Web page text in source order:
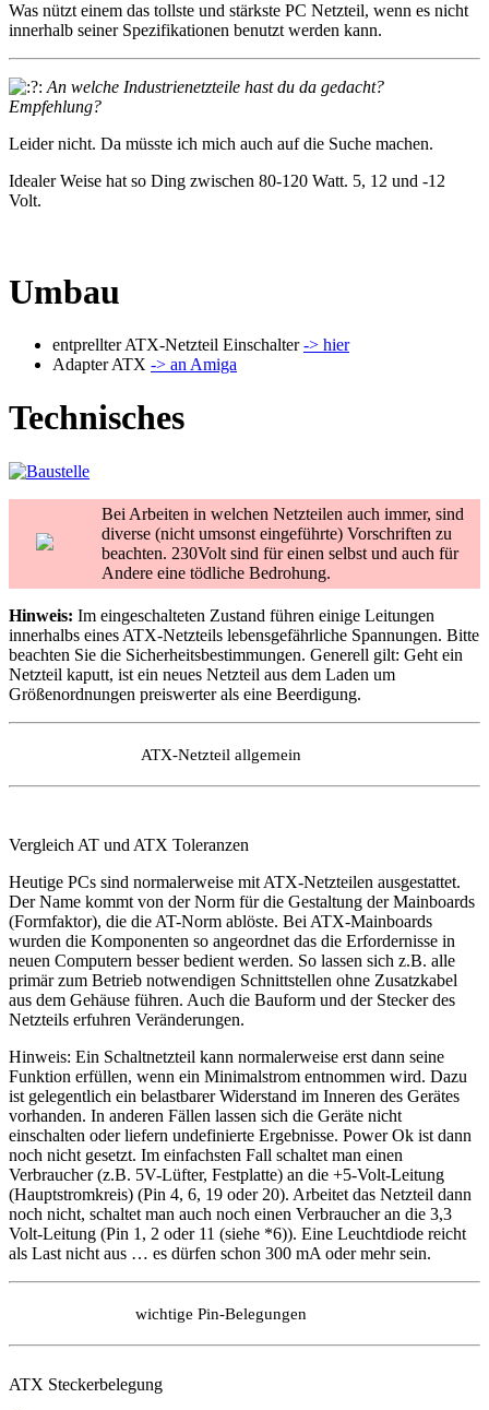
Was nützt einem das tollste und stärkste PC Netzteil, wenn es nicht
innerhalb seiner Spezifikationen benutzt werden kann.
An welche Industrienetzteile hast du da gedacht?
Empfehlung?
Leider nicht. Da müsste ich mich auch auf die Suche machen.
Idealer Weise hat so Ding zwischen 80-120 Watt. 5, 12 und -12
Volt.
Umbau
entprellter ATX-Netzteil Einschalter-> hier
Adapter ATX -> an Amiga
Technisches
Bei Arbeiten in welchen Netzteilen auch immer, sind
diverse (nicht umsonst eingeführte) Vorschriften zu
beachten. 230Volt sind für einen selbst und auch für
Andere eine tödliche Bedrohung.
Hinweis: Im eingeschalteten Zustand führen einige Leitungen
innerhalbs eines ATX-Netzteils lebensgefährliche Spannungen. Bitte
beachten Sie die Sicherheitsbestimmungen. Generell gilt: Geht ein
Netzteil kaputt, ist ein neues Netzteil aus dem Laden um
Größenordnungen preiswerter als eine Beerdigung.
ATX-Netzteil allgemein
Vergleich AT und ATX Toleranzen
Heutige PCs sind normalerweise mit ATX-Netzteilen ausgestattet.
Der Name kommt von der Norm für die Gestaltung der Mainboards
(Formfaktor), die die AT-Norm ablöste. Bei ATX-Mainboards
wurden die Komponenten so angeordnet das die Erfordernisse in
neuen Computern besser bedient werden. So lassen sich z.B. alle
primär zum Betrieb notwendigen Schnittstellen ohne Zusatzkabel
aus dem Gehäuse führen. Auch die Bauform und der Stecker des
Netzteils erfuhren Veränderungen.
Hinweis: Ein Schaltnetzteil kann normalerweise erst dann seine
Funktion erfüllen, wenn ein Minimalstrom entnommen wird. Dazu
ist gelegentlich ein belastbarer Widerstand im Inneren des Gerätes
vorhanden. In anderen Fällen lassen sich die Geräte nicht
einschalten oder liefern undefinierte Ergebnisse. Power Ok ist dann
noch nicht gesetzt. Im einfachsten Fall schaltet man einen
Verbraucher (z.B. 5V-Lüfter, Festplatte) an die +5-Volt-Leitung
(Hauptstromkreis) (Pin 4, 6, 19 oder 20). Arbeitet das Netzteil dann
noch nicht, schaltet man auch noch einen Verbraucher an die 3,3
Volt-Leitung (Pin 1, 2 oder 11 (siehe *6)). Eine Leuchtdiode reicht
als Last nicht aus … es dürfen schon 300 mA oder mehr sein.
wichtige Pin-Belegungen
ATX Steckerbelegung